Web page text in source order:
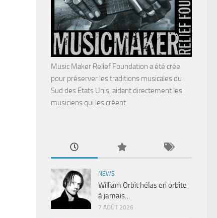
Music Maker Relief Foundation a été crée
pour préserver les traditions musicales du
Sud des Etats Unis, aidant directement les
musiciens qui les créent.
NEWS
William Orbit hélas en orbite
à jamais…
7 AOÛT 2026